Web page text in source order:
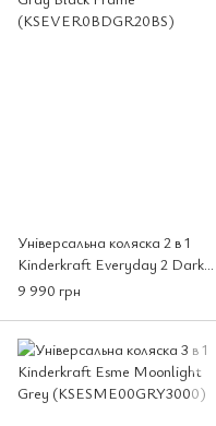
Універсальна коляска 2 в 1
Kinderkraft Everyday 2 Dark
Gray Black Frame
(KSEVER0BDGR20BS)
9 990 грн